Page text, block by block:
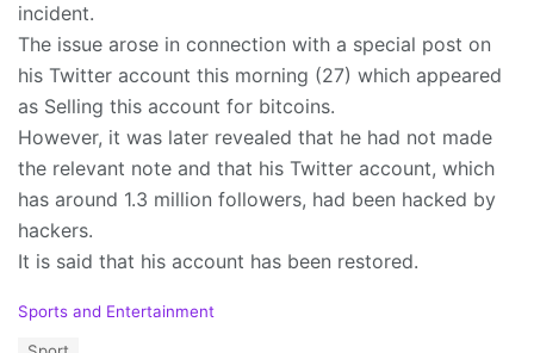
incident.
The issue arose in connection with a special post on
his Twitter account this morning (27) which appeared
as Selling this account for bitcoins.
However, it was later revealed that he had not made
the relevant note and that his Twitter account, which
has around 1.3 million followers, had been hacked by
hackers.
It is said that his account has been restored.
C
Sports and Entertainment